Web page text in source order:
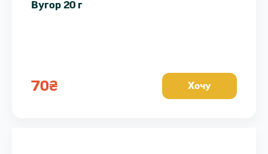
Вугор 20 г
70₴ Хочу